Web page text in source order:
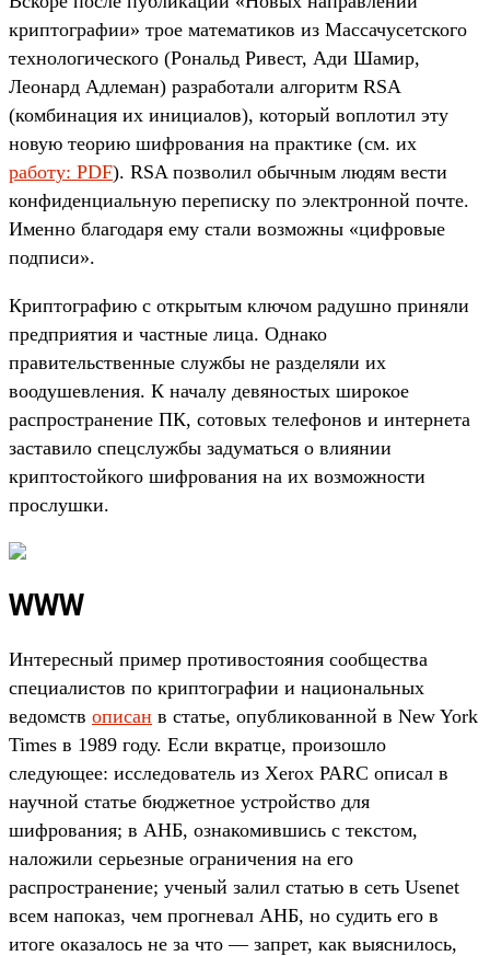
криптографии» трое математиков из Массачусетского
технологического (Рональд Ривест, Ади Шамир,
Леонард Адлеман) разработали алгоритм RSA
(комбинация их инициалов), который воплотил эту
новую теорию шифрования на практике (см. их
работу: PDF). RSA позволил обычным людям вести
конфиденциальную переписку по электронной почте.
Именно благодаря ему стали возможны «цифровые
подписи».
Криптографию с открытым ключом радушно приняли
предприятия и частные лица. Однако
правительственные службы не разделяли их
воодушевления. К началу девяностых широкое
распространение ПК, сотовых телефонов и интернета
заставило спецслужбы задуматься о влиянии
криптостойкого шифрования на их возможности
прослушки.
WWW
Интересный пример противостояния сообщества
специалистов по криптографии и национальных
ведомств описан в статье, опубликованной в New York
Times в 1989 году. Если вкратце, произошло
следующее: исследователь из Xerox PARC описал в
научной статье бюджетное устройство для
шифрования; в АНБ, ознакомившись с текстом,
наложили серьезные ограничения на его
распространение; ученый залил статью в сеть Usenet
всем напоказ, чем прогневал АНБ, но судить его в
итоге оказалось не за что — запрет, как выяснилось,